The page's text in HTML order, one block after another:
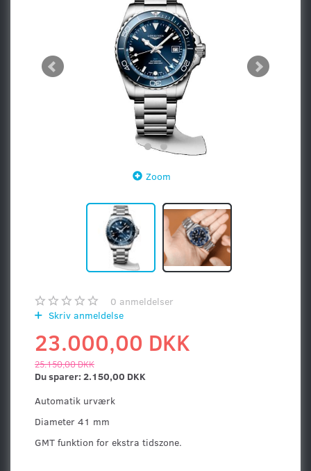
Zoom
0 anmeldelser
Skriv anmeldelse
23.000,00 DKK
25.150,00 DKK
Du sparer: 2.150,00 DKK
Automatik urværk
Diameter 41 mm
GMT funktion for ekstra tidszone.